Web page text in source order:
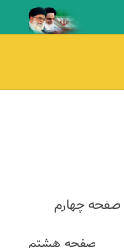
صفحه چهارم
صفحه هشتم